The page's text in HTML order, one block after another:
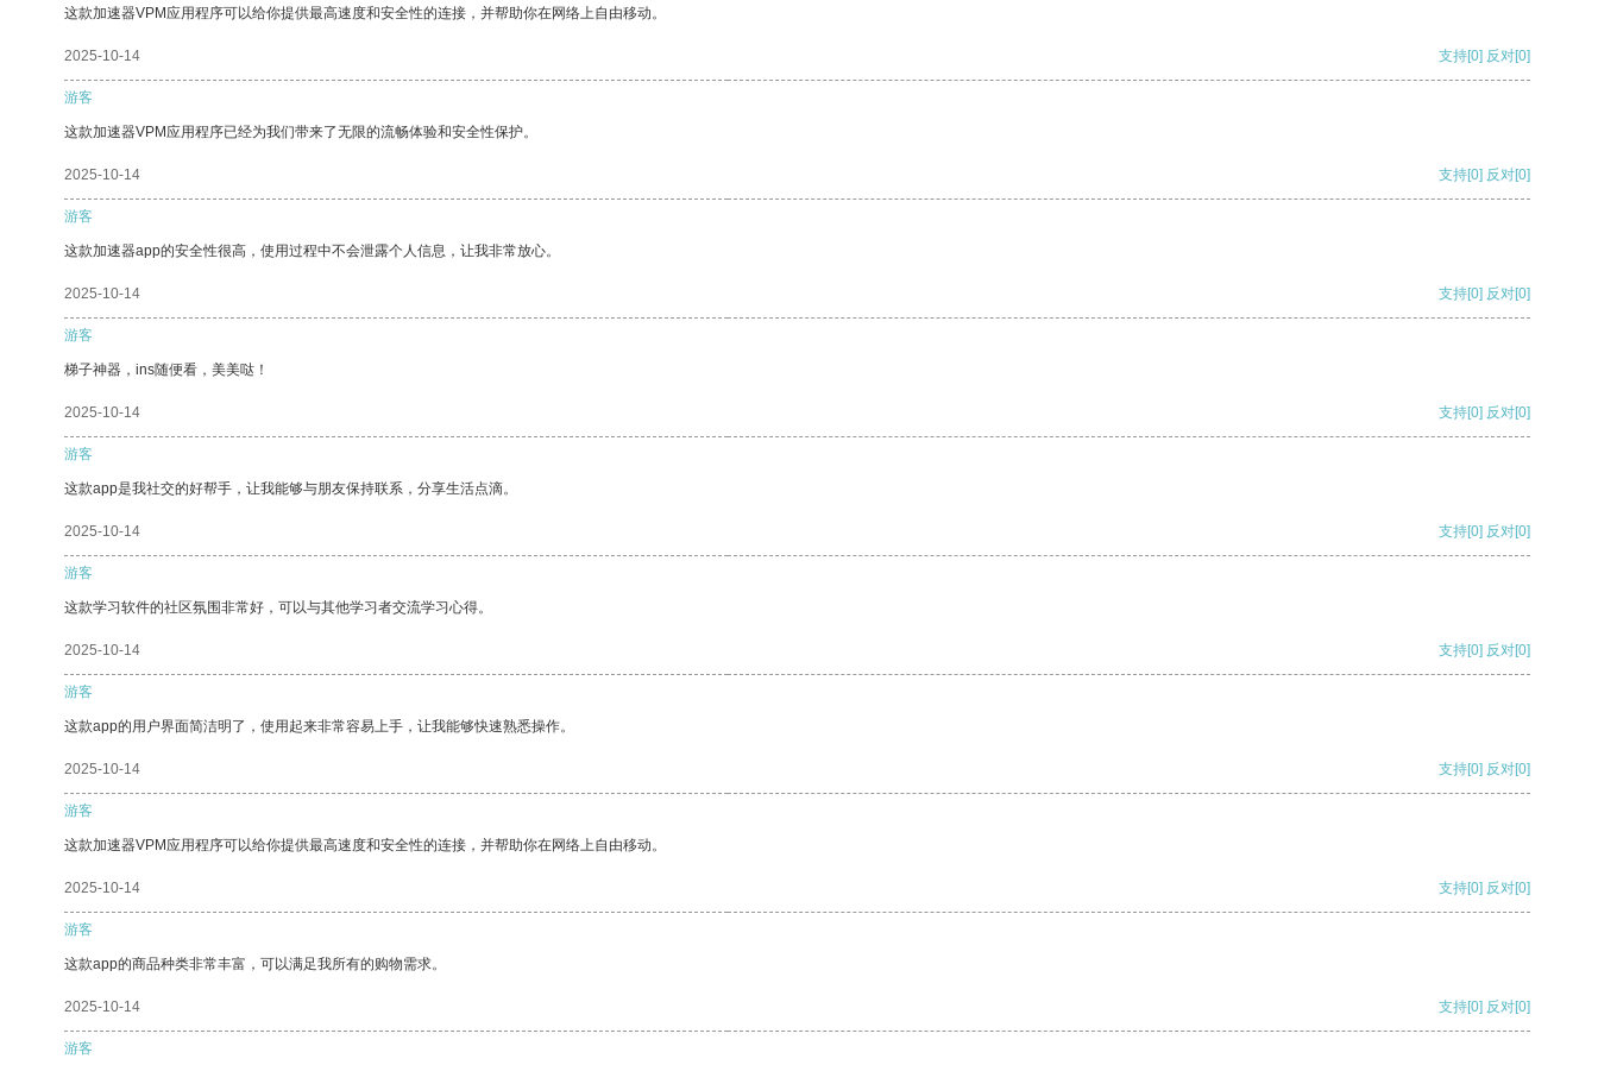
这款加速器VPM应用程序可以给你提供最高速度和安全性的连接，并帮助你在网络上自由移动。
2025-10-14 支持[0] 反对[0]
游客
这款加速器VPM应用程序已经为我们带来了无限的流畅体验和安全性保护。
2025-10-14 支持[0] 反对[0]
游客
这款加速器app的安全性很高，使用过程中不会泄露个人信息，让我非常放心。
2025-10-14 支持[0] 反对[0]
游客
梯子神器，ins随便看，美美哒！
2025-10-14 支持[0] 反对[0]
游客
这款app是我社交的好帮手，让我能够与朋友保持联系，分享生活点滴。
2025-10-14 支持[0] 反对[0]
游客
这款学习软件的社区氛围非常好，可以与其他学习者交流学习心得。
2025-10-14 支持[0] 反对[0]
游客
这款app的用户界面简洁明了，使用起来非常容易上手，让我能够快速熟悉操作。
2025-10-14 支持[0] 反对[0]
游客
这款加速器VPM应用程序可以给你提供最高速度和安全性的连接，并帮助你在网络上自由移动。
2025-10-14 支持[0] 反对[0]
游客
这款app的商品种类非常丰富，可以满足我所有的购物需求。
2025-10-14 支持[0] 反对[0]
游客